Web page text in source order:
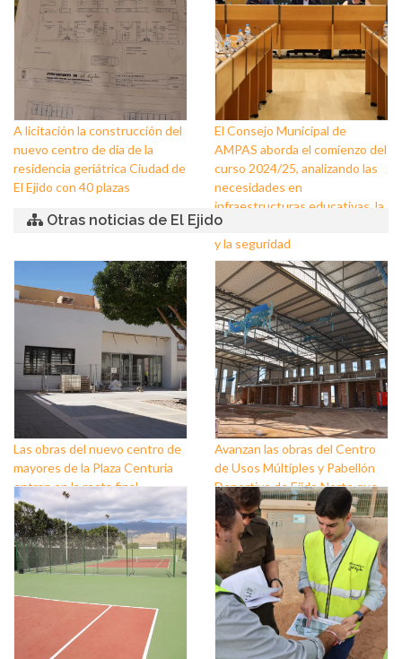
A licitación la construcción del
nuevo centro de día de la
residencia geriátrica Ciudad de
El Ejido con 40 plazas
El Consejo Municipal de
AMPAS aborda el comienzo del
curso 2024/25, analizando las
necesidades en
infraestructuras educativas, la
puesta a punto de los centros
y la seguridad
Otras noticias de El Ejido
Las obras del nuevo centro de
mayores de la Plaza Centuria
entran en la recta final
Avanzan las obras del Centro
de Usos Múltiples y Pabellón
Deportivo de Ejido Norte que
están construyendo
Ayuntamiento y Diputación